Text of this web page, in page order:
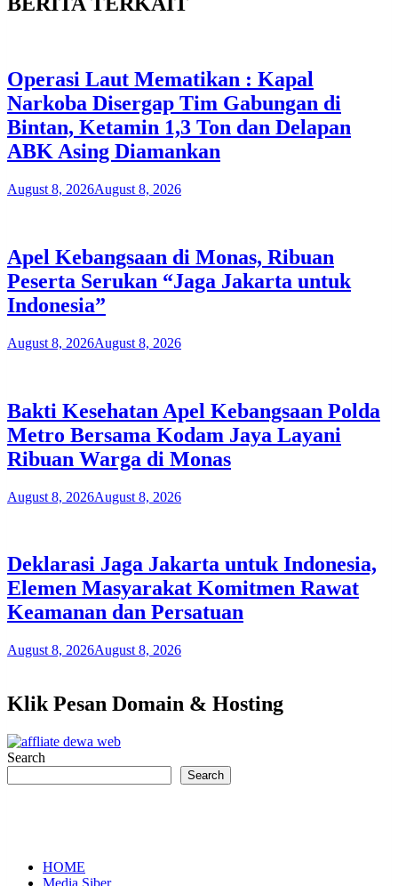
Operasi Laut Mematikan : Kapal
Narkoba Disergap Tim Gabungan di
Bintan, Ketamin 1,3 Ton dan Delapan
ABK Asing Diamankan
August 8, 2026August 8, 2026
Apel Kebangsaan di Monas, Ribuan
Peserta Serukan “Jaga Jakarta untuk
Indonesia”
August 8, 2026August 8, 2026
Bakti Kesehatan Apel Kebangsaan Polda
Metro Bersama Kodam Jaya Layani
Ribuan Warga di Monas
August 8, 2026August 8, 2026
Deklarasi Jaga Jakarta untuk Indonesia,
Elemen Masyarakat Komitmen Rawat
Keamanan dan Persatuan
August 8, 2026August 8, 2026
Klik Pesan Domain & Hosting
Search
Search
HOME